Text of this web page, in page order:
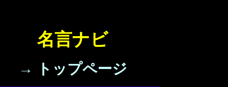
名言ナビ
→ トップページ